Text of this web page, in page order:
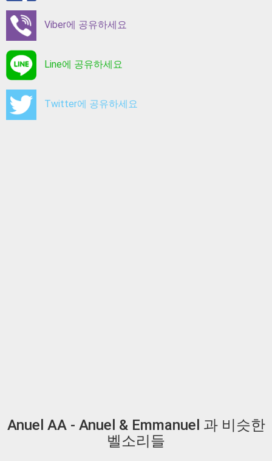
Viber에 공유하세요
Line에 공유하세요
Twitter에 공유하세요
Anuel AA - Anuel & Emmanuel 과 비슷한
벨소리들